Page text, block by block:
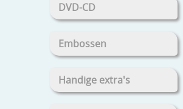
DVD-CD
Embossen
Handige extra's